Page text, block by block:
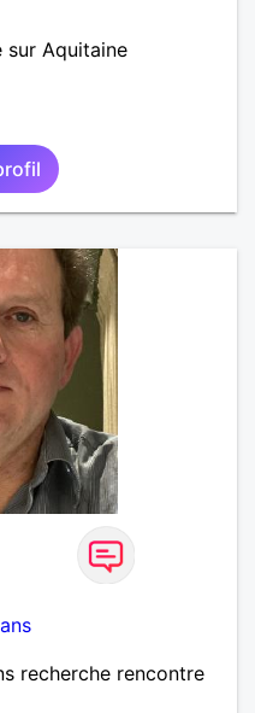
sur Aquitaine
recherche rencontre